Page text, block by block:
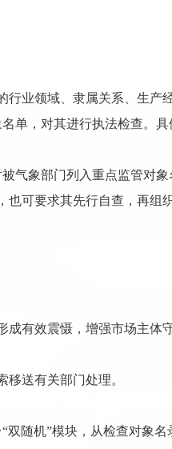
行业领域、隶属关系、生产
单，对其进行执法检查。
气象部门列入重点监管对象
可要求其先行自查，再组
有效震慑，增强市场主体
送有关部门处理。
“双随机”模块，从检查对象名